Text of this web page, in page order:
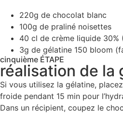
220g de chocolat blanc
100g de praliné noisettes
40 cl de crème liquide
3g de gélatine 150 bloom
cinquième ÉTAPE
réalisation de la
Si vous utilisez la gélatine,
froide pendant 15 min pour
Dans un récipient, coupez le